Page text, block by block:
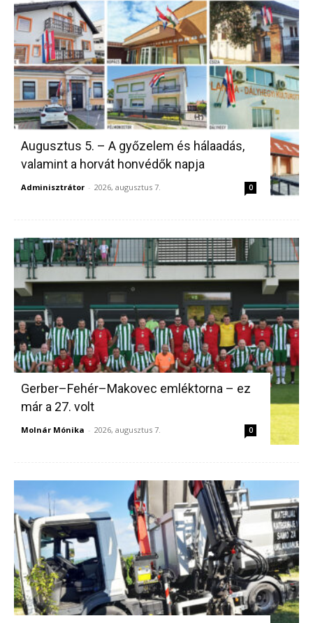
Augusztus 5. – A győzelem és hálaadás,
valamint a horvát honvédők napja
Adminisztrátor - 2026, augusztus 7. 0
Gerber–Fehér–Makovec emléktorna – ez
már a 27. volt
Molnár Mónika - 2026, augusztus 7. 0